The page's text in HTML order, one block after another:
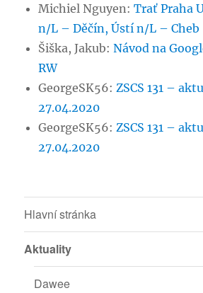
Michiel Nguyen:Trať Praha
n/L – Děčín, Ústí n/L – Cheb
Šiška, Jakub:Návod na
RW
GeorgeSK56: ZSCS 131 –
27.04.2020
GeorgeSK56: ZSCS 131 –
27.04.2020
Hlavní stránka
Aktuality
Dawee